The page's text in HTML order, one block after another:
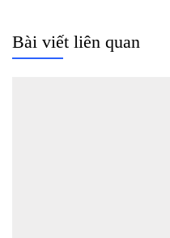
Bài viết liên quan